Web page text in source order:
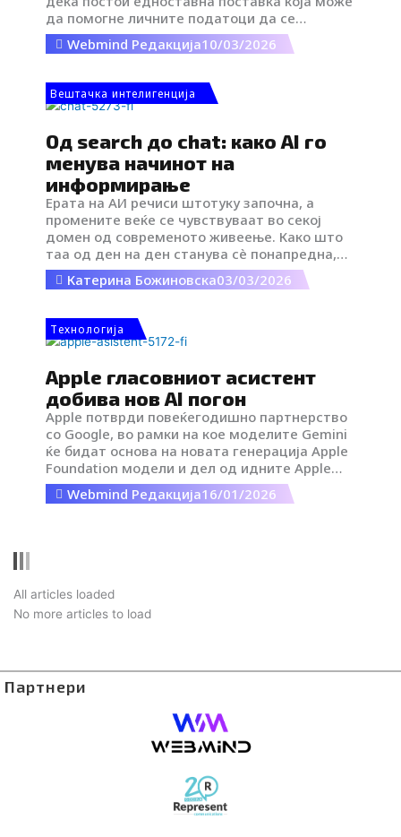
да помогне личните податоци да се
отстранат од резултатите од
пребарувањето. Станува збор за алатка која
појавуваат информации како адреса,
телефонски број или е-пошта и им
нивно отстранување од резултатите на
Google. Иако е бесплатна и релативно
едноставна за користење, оваа опција и
понатаму е речиси непозната за пошироката
јавност.
Webmind Редакција10/03/2026
Вештачка интелигенција
Од search до chat: како AI го
менува начинот на
информирање
Ерата на АИ речиси штотуку започна, а
промените веќе се чувствуваат во секој
домен од современото живеење. Како што
таа од ден на ден станува сè понапредна,
така ги менува и навиките на луѓето.
Катерина Божиновска03/03/2026
Tехнологија
Apple гласовниот асистент
добива нов AI погон
Apple потврди повеќегодишно партнерство
со Google, во рамки на кое моделите Gemini
ќе бидат основа на новата генерација Apple
Foundation модели и дел од идните Apple
Intelligence функции.
Webmind Редакција16/01/2026
All articles loaded
No more articles to load
Партнери